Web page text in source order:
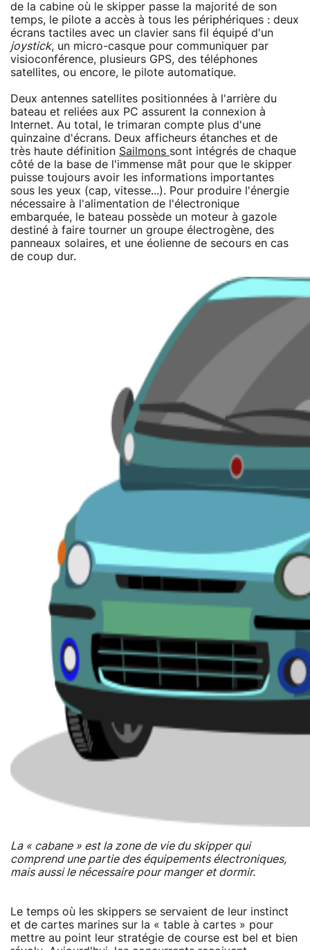
de la cabine où le skipper passe la majorité de son
temps, le pilote a accès à tous les périphériques : deux
écrans tactiles avec un clavier sans fil équipé d'un
joystick, un micro-casque pour communiquer par
visioconférence, plusieurs GPS, des téléphones
satellites, ou encore, le pilote automatique.
Deux antennes satellites positionnées à l'arrière du
bateau et reliées aux PC assurent la connexion à
Internet. Au total, le trimaran compte plus d'une
quinzaine d'écrans. Deux afficheurs étanches et de
très haute définition Sailmons sont intégrés de chaque
côté de la base de l'immense mât pour que le skipper
puisse toujours avoir les informations importantes
sous les yeux (cap, vitesse...). Pour produire l'énergie
nécessaire à l'alimentation de l'électronique
embarquée, le bateau possède un moteur à gazole
destiné à faire tourner un groupe électrogène, des
panneaux solaires, et une éolienne de secours en cas
de coup dur.
La « cabane » est la zone de vie du skipper qui
comprend une partie des équipements électroniques,
mais aussi le nécessaire pour manger et dormir.
Le temps où les skippers se servaient de leur instinct
et de cartes marines sur la « table à cartes » pour
mettre au point leur stratégie de course est bel et bien